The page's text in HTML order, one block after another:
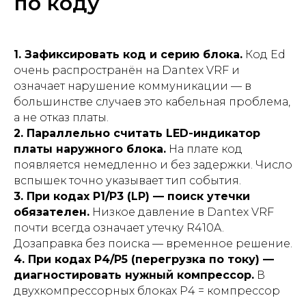
1. Зафиксировать код и серию блока. Код Ed
очень распространён на Dantex VRF и
означает нарушение коммуникации — в
большинстве случаев это кабельная проблема,
а не отказ платы.
2. Параллельно считать LED-индикатор
платы наружного блока. На плате код
появляется немедленно и без задержки. Число
вспышек точно указывает тип события.
3. При кодах P1/P3 (LP) — поиск утечки
обязателен. Низкое давление в Dantex VRF
почти всегда означает утечку R410A.
Дозаправка без поиска — временное решение.
4. При кодах P4/P5 (перегрузка по току) —
диагностировать нужный компрессор. В
двухкомпрессорных блоках P4 = компрессор